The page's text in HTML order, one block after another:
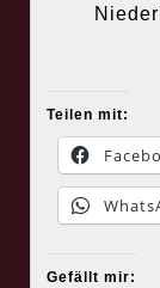
Teilen mit:
Gefällt mir: